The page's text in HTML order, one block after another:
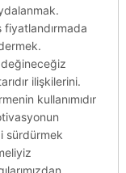
değineceğiz
ilişkilerini.
kullanımıdır
sürdürmek